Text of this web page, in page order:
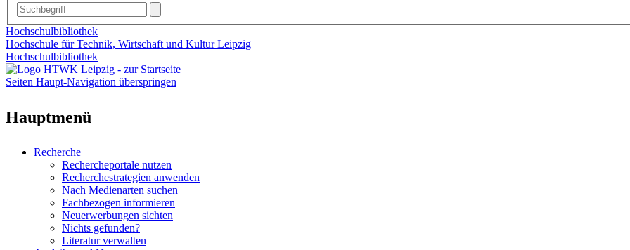
Hochschulbibliothek
Hochschule für Technik, Wirtschaft und Kultur Leipzig
Hochschulbibliothek
Seiten Haupt-Navigation überspringen
Hauptmenü
Recherche
Rechercheportale nutzen
Recherchestrategien anwenden
Nach Medienarten suchen
Fachbezogen informieren
Neuerwerbungen sichten
Nichts gefunden?
Literatur verwalten